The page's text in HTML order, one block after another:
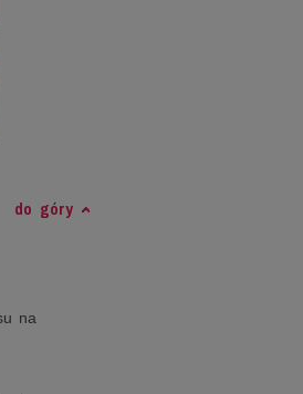
do góry
na